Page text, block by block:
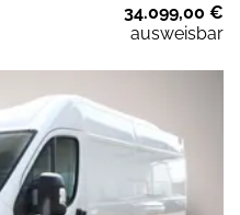
34.099,00 €
ausweisbar